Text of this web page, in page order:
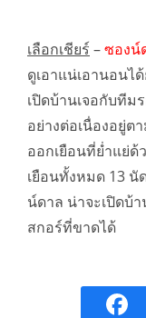
เลือกเชียร์ –ซองน์
ดูเอาแน่เอานอนไ
เปิดบ้านเจอกับทีม
อย่างต่อเนื่องอยู่ต
ออกเยือนที่ย่ำแย่ด้
เยือนทั้งหมด 13 นั
น์ดาล น่าจะเปิดบ้
สกอร์ที่ขาดได้